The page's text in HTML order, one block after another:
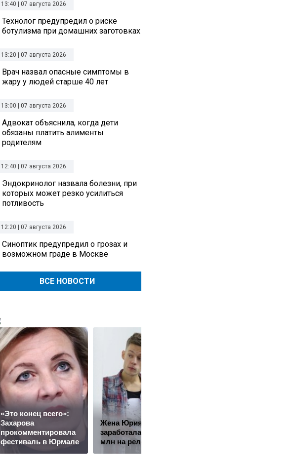
13:40 | 07 августа 2026
Технолог предупредил о риске
ботулизма при домашних заготовках
13:20 | 07 августа 2026
Врач назвал опасные симптомы в
жару у людей старше 40 лет
13:00 | 07 августа 2026
Адвокат объяснила, когда дети
обязаны платить алименты
родителям
12:40 | 07 августа 2026
Эндокринолог назвала болезни, при
которых может резко усилиться
потливость
12:20 | 07 августа 2026
Синоптик предупредил о грозах и
возможном граде в Москве
ВСЕ НОВОСТИ
«Это конец всего»:
Захарова
прокомментировала
фестиваль в Юрмале
Жена Юрия Дудя*
заработала почти 10
млн на релокантах